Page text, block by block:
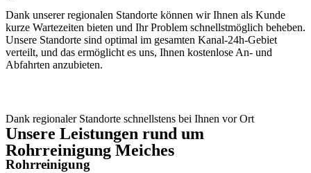
Dank unserer regionalen Standorte können wir Ihnen als Kunde
kurze Wartezeiten bieten und Ihr Problem schnellstmöglich beheben.
Unsere Standorte sind optimal im gesamten Kanal-24h-Gebiet
verteilt, und das ermöglicht es uns, Ihnen kostenlose An- und
Abfahrten anzubieten.
Dank regionaler Standorte schnellstens bei Ihnen vor Ort
Unsere Leistungen rund um
Rohrreinigung Meiches
Rohrreinigung